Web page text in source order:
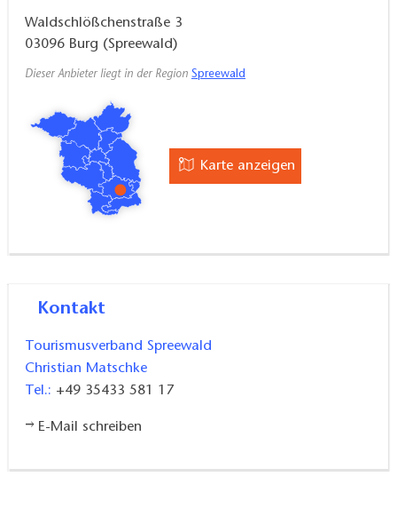
es auch unter dem Schutz der UNESCO steht. Am
mit dem Spreewaldkahn erkunden. Los geht es in
Burg (Spreewald). Das ruhige, meditative Gleiten
über die Fließe um Burg herum hat etwas Magisches.
Malerisch gelegene Häuser, lichte Wälder und
Wiesen, auf denen die typischen Heuschober
emporragen, ziehen vorbei. Viele kleine Inselgehöfte
miteinander verbunden.
Die Stadt Burg ist Deutschlands größte
Siedlungsgebietes der Sorben und Wenden, weshalb
sie auch den Namen Borkowy trägt. Die Menschen
im Südosten Brandenburgs leben ihre Traditionen
und sind außerdem stolz auf ihre regionalen
berühmt wie der Spargel aus Beelitz und es gibt sie
Waldschlößchenstraße 3
03096 Burg (Spreewald)
Dieser Anbieter liegt in der Region Spreewald
Karte anzeigen
Kontakt
Tourismusverband Spreewald
Christian Matschke
Tel.: +49 35433 581 17
E-Mail schreiben